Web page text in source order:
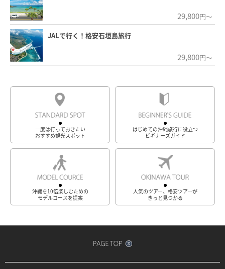
29,800円～
JALで行く！格安石垣島旅行
29,800円～
一度は行っておきたい
おすすめ観光スポット
はじめての沖縄旅行に役立つ
ビギナーズガイド
沖縄を10倍楽しむための
モデルコースを提案
人気のツアー、格安ツアーが
きっと見つかる